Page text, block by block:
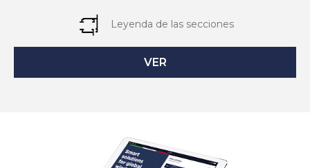
Leyenda de las secciones
VER